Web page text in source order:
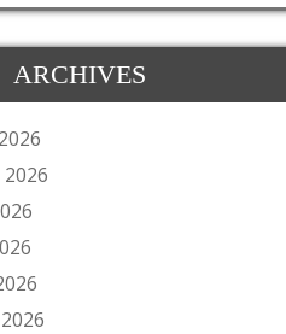
ARCHIVES